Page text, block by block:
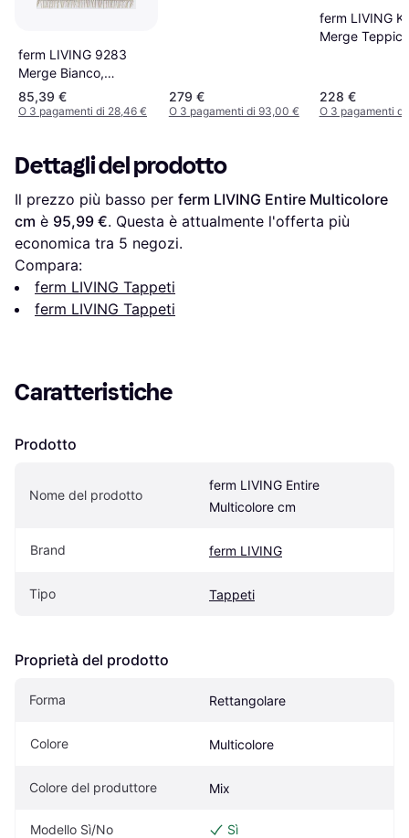
ferm LIVING 9283
Merge Bianco,
Multicolore, Blu,
Grigio, Marrone cm
85,39 €
O 3 pagamenti di 28,46 €
279 €
O 3 pagamenti di 93,00 €
ferm LIVING
Merge Teppich
Chemisch
Blu, Beige cm
228 €
O 3 pagamenti
Dettagli del prodotto
Il prezzo più basso per ferm LIVING Entire Multicolore
cm è 95,99 €. Questa è attualmente l'offerta più
economica tra 5 negozi.
Compara:
ferm LIVING Tappeti
ferm LIVING Tappeti
Caratteristiche
Prodotto
Nome del prodotto
ferm LIVING Entire
Multicolore cm
Brand ferm LIVING
Tipo Tappeti
Proprietà del prodotto
Forma Rettangolare
Colore Multicolore
Colore del produttore Mix
Modello Sì/No Sì